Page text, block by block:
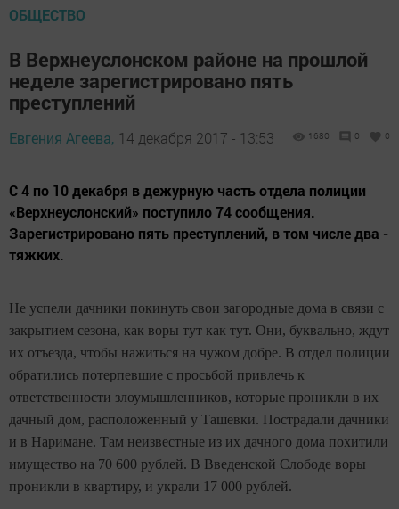
ОБЩЕСТВО
В Верхнеуслонском районе на прошлой
неделе зарегистрировано пять
преступлений
Евгения Агеева, 14 декабря 2017 - 13:53 1680 0 0
С 4 по 10 декабря в дежурную часть отдела полиции
«Верхнеуслонский» поступило 74 сообщения.
Зарегистрировано пять преступлений, в том числе два -
тяжких.
Не успели дачники покинуть свои загородные дома в связи с
закрытием сезона, как воры тут как тут. Они, буквально, ждут
их отъезда, чтобы нажиться на чужом добре. В отдел полиции
обратились потерпевшие с просьбой привлечь к
ответственности злоумышленников, которые проникли в их
дачный дом, расположенный у Ташевки. Пострадали дачники
и в Наримане. Там неизвестные из их дачного дома похитили
имущество на 70 600 рублей. В Введенской Слободе воры
проникли в квартиру, и украли 17 000 рублей.